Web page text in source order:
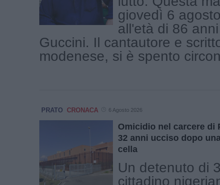
giovedì 6
all'età di 86
Guccini. Il cantautore e
modenese, si è spento
PRATO CRONACA 6 Agosto 2026
Omicidio nel carcere di
32 anni ucciso dopo
cella
Un detenuto di
cittadino